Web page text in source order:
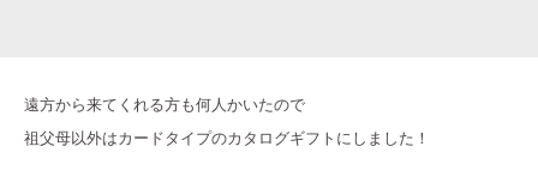
遠方から来てくれる方も何人かいたので
祖父母以外はカードタイプのカタログギフトにしました！